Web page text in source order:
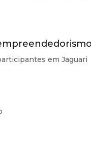
em Jaguari